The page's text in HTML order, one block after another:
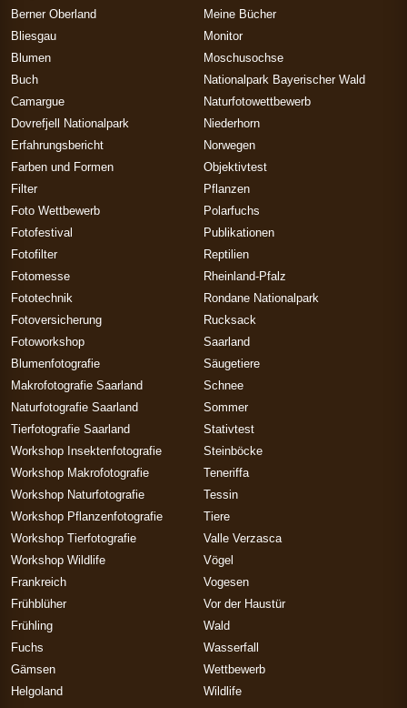
Berner Oberland
Bliesgau
Blumen
Buch
Camargue
Dovrefjell Nationalpark
Erfahrungsbericht
Farben und Formen
Filter
Foto Wettbewerb
Fotofestival
Fotofilter
Fotomesse
Fototechnik
Fotoversicherung
Fotoworkshop
Blumenfotografie
Makrofotografie Saarland
Naturfotografie Saarland
Tierfotografie Saarland
Workshop Insektenfotografie
Workshop Makrofotografie
Workshop Naturfotografie
Workshop Pflanzenfotografie
Workshop Tierfotografie
Workshop Wildlife
Frankreich
Frühblüher
Frühling
Fuchs
Gämsen
Helgoland
Meine Bücher
Monitor
Moschusochse
Nationalpark Bayerischer Wald
Naturfotowettbewerb
Niederhorn
Norwegen
Objektivtest
Pflanzen
Polarfuchs
Publikationen
Reptilien
Rheinland-Pfalz
Rondane Nationalpark
Rucksack
Saarland
Säugetiere
Schnee
Sommer
Stativtest
Steinböcke
Teneriffa
Tessin
Tiere
Valle Verzasca
Vögel
Vogesen
Vor der Haustür
Wald
Wasserfall
Wettbewerb
Wildlife